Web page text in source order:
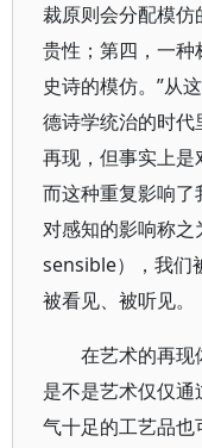
裁原则会分配模
贵性；第四，一
史诗的模仿。”从
德诗学统治的时
再现，但事实上是
而这种重复影响
对感知的影响称
sensible），我们
被看见、被听见。
在艺术的再现
是不是艺术仅仅
气十足的工艺品